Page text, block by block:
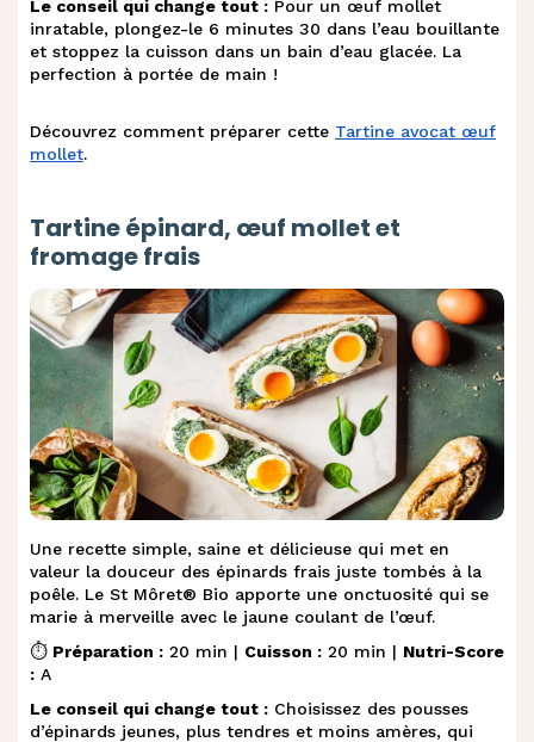
Le conseil qui change tout : Pour un œuf mollet
inratable, plongez-le 6 minutes 30 dans l’eau bouillante
et stoppez la cuisson dans un bain d’eau glacée. La
perfection à portée de main !
Découvrez comment préparer cette Tartine avocat œuf
mollet.
Tartine épinard, œuf mollet et
fromage frais
Une recette simple, saine et délicieuse qui met en
valeur la douceur des épinards frais juste tombés à la
poêle. Le St Môret® Bio apporte une onctuosité qui se
marie à merveille avec le jaune coulant de l’œuf.
⏱️ Préparation : 20 min | Cuisson : 20 min | Nutri-Score
: A
Le conseil qui change tout : Choisissez des pousses
d’épinards jeunes, plus tendres et moins amères, qui